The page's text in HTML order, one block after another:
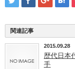
関連記事
2015.09.28
歴代日本
手